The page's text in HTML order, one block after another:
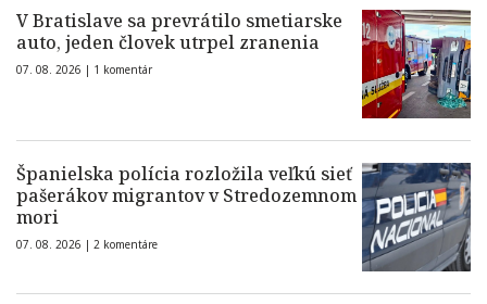
V Bratislave sa prevrátilo smetiarske
auto, jeden človek utrpel zranenia
07. 08. 2026 | 1 komentár
Španielska polícia rozložila veľkú sieť
pašerákov migrantov v Stredozemnom
mori
07. 08. 2026 | 2 komentáre